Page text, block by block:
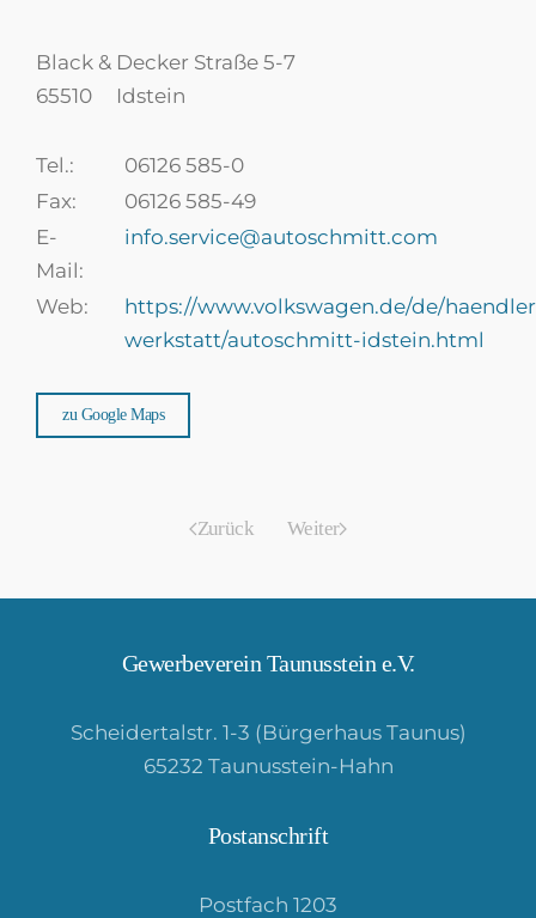
Black & Decker Straße 5-7
65510
Idstein
Tel.:
06126 585-0
Fax:
06126 585-49
E-
Mail:
info.service@autoschmitt.com
Web:
https://www.volkswagen.de/de/
werkstatt/autoschmitt-idstein.html
zu Google Maps
Zurück Weiter
Gewerbeverein Taunusstein e.V.
Scheidertalstr. 1-3 (Bürgerhaus Taunus)
65232 Taunusstein-Hahn
Postanschrift
Postfach 1203